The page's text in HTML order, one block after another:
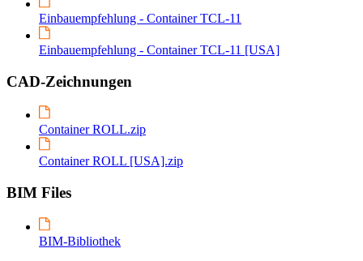
Einbauempfehlung - Container TCL-11
Einbauempfehlung - Container TCL-11 [USA]
CAD-Zeichnungen
Container ROLL.zip
Container ROLL [USA].zip
BIM Files
BIM-Bibliothek